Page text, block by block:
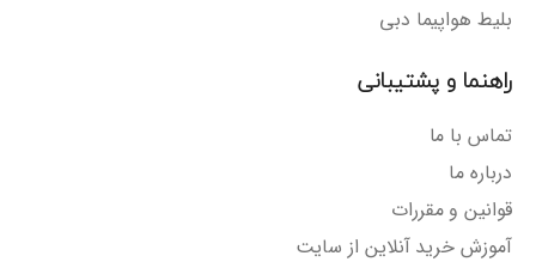
بلیط هواپیما دبی
راهنما و پشتیبانی
تماس با ما
درباره ما
قوانین و مقررات
آموزش خرید آنلاین از سایت